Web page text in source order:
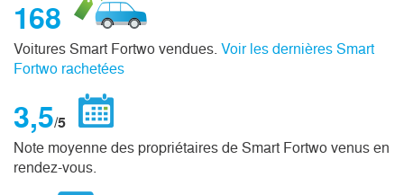
168
Voitures Smart Fortwo vendues. Voir les dernières Smart
Fortwo rachetées
3,5/5
Note moyenne des propriétaires de Smart Fortwo venus en
rendez-vous.